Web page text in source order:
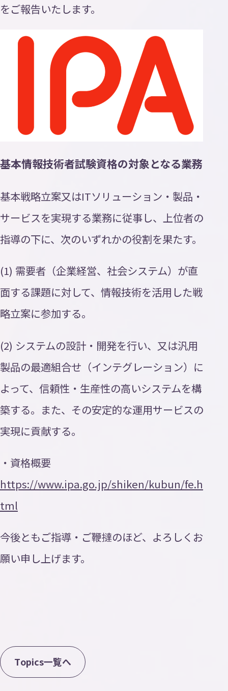
をご報告いたします。
基本情報技術者試験資格の対象となる業務
基本戦略立案又はITソリューション・製品・
サービスを実現する業務に従事し、上位者の
指導の下に、次のいずれかの役割を果たす。
(1) 需要者（企業経営、社会システム）が直
面する課題に対して、情報技術を活用した戦
略立案に参加する。
(2) システムの設計・開発を行い、又は汎用
製品の最適組合せ（インテグレーション）に
よって、信頼性・生産性の高いシステムを構
築する。また、その安定的な運用サービスの
実現に貢献する。
・資格概要
https://www.ipa.go.jp/shiken/kubun/fe.h
tml
今後ともご指導・ご鞭撻のほど、よろしくお
願い申し上げます。
Topics一覧へ